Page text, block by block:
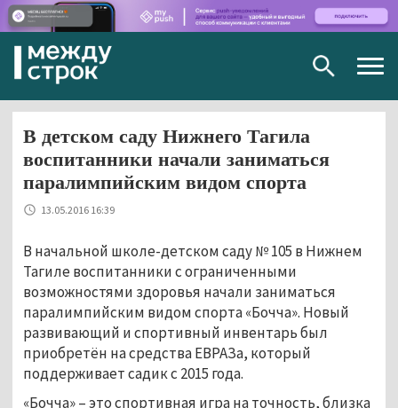
В детском саду Нижнего Тагила
воспитанники начали заниматься
паралимпийским видом спорта
13.05.2016 16:39
В начальной школе-детском саду № 105 в Нижнем
Тагиле воспитанники с ограниченными
возможностями здоровья начали заниматься
паралимпийским видом спорта «Бочча». Новый
развивающий и спортивный инвентарь был
приобретён на средства ЕВРАЗа, который
поддерживает садик с 2015 года.
«Бочча»–это спортивная игра на точность, близка